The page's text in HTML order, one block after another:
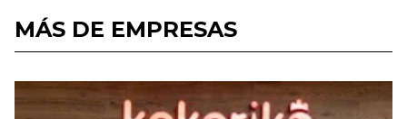
MÁS DE EMPRESAS